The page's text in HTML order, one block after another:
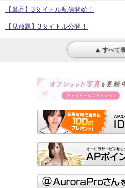
【単品】3タイトル配信開始！
【見放題】3タイトル公開！
▲ すべて